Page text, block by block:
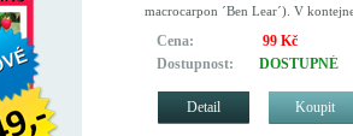
macrocarpon ´Ben Lear´). V
Cena:
99 Kč
Dostupnost:
DOSTUPNÉ
Koupit
Detail